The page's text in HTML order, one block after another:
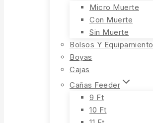
Micro Muerte
Con Muerte
Sin Muerte
Bolsos Y Equipamiento
Boyas
Cajas
Cañas Feeder
9 Ft
10 Ft